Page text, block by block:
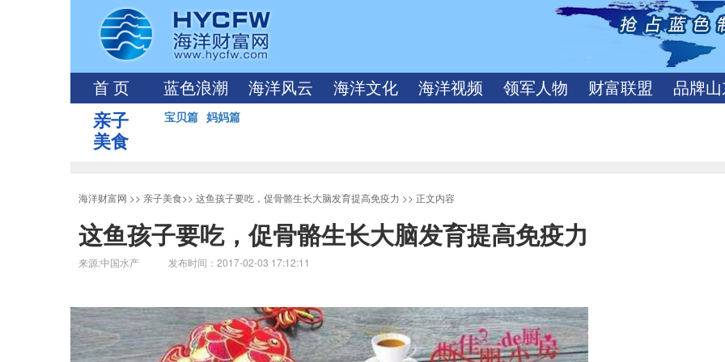
首 页 蓝色浪潮 海洋风云 海洋文化 海洋视频 领军人物 财富联盟 品牌
亲子
美食
宝贝篇 妈妈篇
海洋财富网 >> 亲子美食>> 这鱼孩子要吃，促骨骼生长大脑发育提高免疫力 >> 正文内容
这鱼孩子要吃，促骨骼生长大脑发育提高免疫力
来源:中国水产 发布时间：2017-02-03 17:12:11